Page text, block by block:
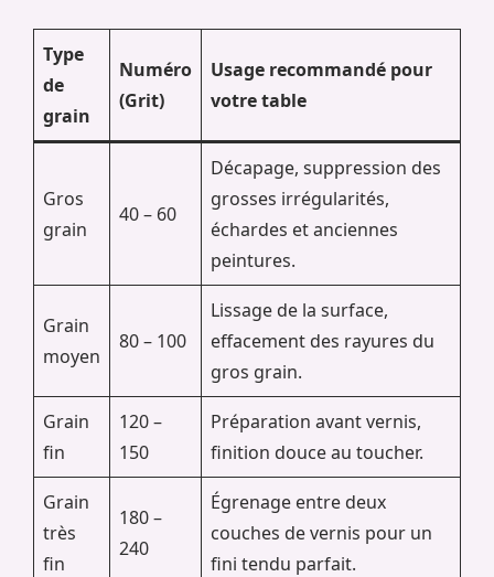
Type
de
grain
Numéro
(Grit)
Usage recommandé pour
votre table
Gros
grain
40 – 60
Décapage, suppression des
grosses irrégularités,
échardes et anciennes
peintures.
Grain
moyen
80 – 100
Lissage de la surface,
effacement des rayures du
gros grain.
Grain
fin
120 –
150
Préparation avant vernis,
finition douce au toucher.
Grain
très
fin
180 –
240
Égrenage entre deux
couches de vernis pour un
fini tendu parfait.